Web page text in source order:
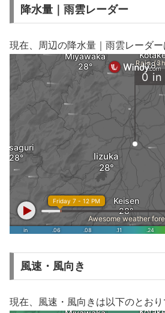
降水量｜雨雲レーダー
現在、周辺の降水量｜雨雲レーダー
風速・風向き
現在、風速・風向きは以下のとおり